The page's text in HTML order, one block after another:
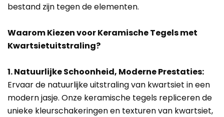
bestand zijn tegen de elementen.
Waarom Kiezen voor Keramische Tegels met
Kwartsietuitstraling?
1. Natuurlijke Schoonheid, Moderne Prestaties:
Ervaar de natuurlijke uitstraling van kwartsiet in een
modern jasje. Onze keramische tegels repliceren de
unieke kleurschakeringen en texturen van kwartsiet,